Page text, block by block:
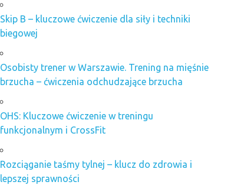
Skip B – kluczowe ćwiczenie dla siły i techniki
biegowej
Osobisty trener w Warszawie. Trening na mięśnie
brzucha – ćwiczenia odchudzające brzucha
OHS: Kluczowe ćwiczenie w treningu
funkcjonalnym i CrossFit
Rozciąganie taśmy tylnej – klucz do zdrowia i
lepszej sprawności